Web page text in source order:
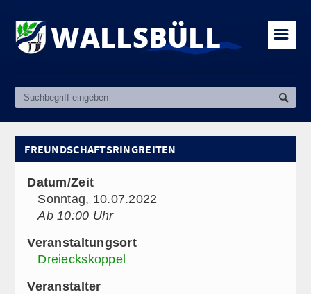
☰
FREUNDSCHAFTSRINGREITEN
Datum/Zeit
Sonntag, 10.07.2022
Ab 10:00 Uhr
Veranstaltungsort
Dreieckskoppel
Veranstalter